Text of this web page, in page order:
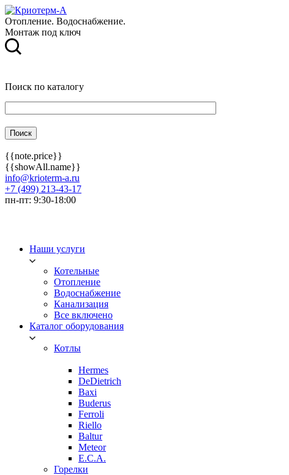
Отопление. Водоснабжение.
Монтаж под ключ
Поиск по каталогу
{{note.price}}
{{showAll.name}}
info@krioterm-a.ru
+7 (499) 213-43-17
пн-пт: 9:30-18:00
Наши услуги
Котельные
Отопление
Водоснабжение
Канализация
Все включено
Каталог оборудования
Котлы
Hermes
DeDietrich
Baxi
Buderus
Ferroli
Riello
Baltur
Meteor
E.C.A.
Горелки